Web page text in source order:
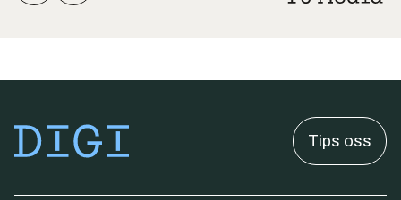
Tips oss